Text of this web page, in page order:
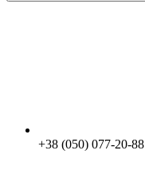
+38 (050) 077-20-88